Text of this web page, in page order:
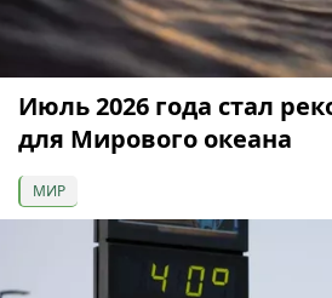
Июль 2026 года стал
для Мирового океана
МИР